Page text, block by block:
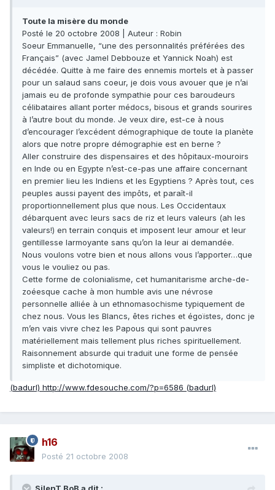
Toute la misère du monde
Posté le 20 octobre 2008 | Auteur : Robin
Soeur Emmanuelle, “une des personnalités préférées des
Français” (avec Jamel Debbouze et Yannick Noah) est
décédée. Quitte à me faire des ennemis mortels et à passer
pour un salaud sans coeur, je dois vous avouer que je n’ai
jamais eu de profonde sympathie pour ces baroudeurs
célibataires allant porter médocs, bisous et grands sourires
à l’autre bout du monde. Je veux dire, est-ce à nous
d’encourager l’excédent démographique de toute la planète
alors que notre propre démographie est en berne ?
Aller construire des dispensaires et des hôpitaux-mouroirs
en Inde ou en Egypte n’est-ce-pas une affaire concernant
en premier lieu les Indiens et les Egyptiens ? Après tout, ces
peuples aussi payent des impôts, et paraît-il
proportionnellement plus que nous. Les Occidentaux
débarquent avec leurs sacs de riz et leurs valeurs (ah les
valeurs!) en terrain conquis et imposent leur amour et leur
gentillesse larmoyante sans qu’on la leur ai demandée.
Nous voulons votre bien et nous allons vous l’apporter…que
vous le vouliez ou pas.
Cette forme de colonialisme, cet humanitarisme arche-de-
zoéesque cache à mon humble avis une névrose
personnelle alliée à un ethnomasochisme typiquement de
chez nous. Vous les Blancs, êtes riches et égoïstes, donc je
m’en vais vivre chez les Papous qui sont pauvres
matériellement mais tellement plus riches spirituellement.
Raisonnement absurde qui traduit une forme de pensée
simpliste et dichotomique.
(badurl) http://www.fdesouche.com/?p=6586 (badurl)
h16
Posté 21 octobre 2008